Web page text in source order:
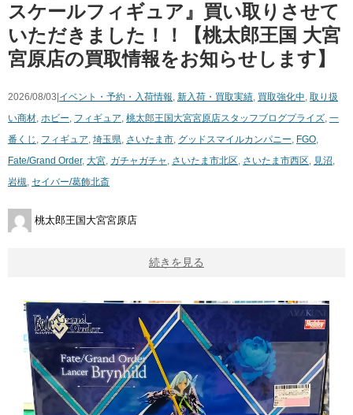
スケールフィギュア』買い取りさせて
いただきました！！【桃太郎王国 大宮
宮原店の買取情報をお知らせします】
2026/08/03| イベント・予約・入荷情報, 新入荷・買取実績, 買取強化中, 取り扱
い商材, ホビー, フィギュア, 桃太郎王国大宮宮原店スタッフブログプライズ, 一
番くじ , フィギュア, 埼玉県, さいたま市, グッドスマイルカンパニー, FGO,
Fate/Grand Order, 大宮, ガチャガチャ , さいたま市北区, さいたま市西区, 見沼,
岩槻, セイバー/葛飾北斎
桃太郎王国大宮宮原店
続きを見る